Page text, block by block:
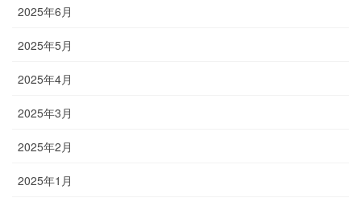
2025年6月
2025年5月
2025年4月
2025年3月
2025年2月
2025年1月